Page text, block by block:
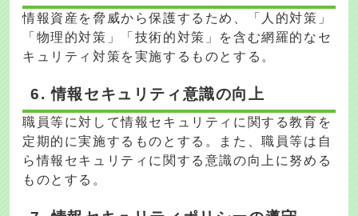
情報資産を脅威から保護するため、「人的対策」
「物理的対策」「技術的対策」を含む網羅的なセ
キュリティ対策を実施するものとする。
6. 情報セキュリティ意識の向上
職員等に対して情報セキュリティに関する教育を
定期的に実施するものとする。また、職員等は自
ら情報セキュリティに関する意識の向上に努める
ものとする。